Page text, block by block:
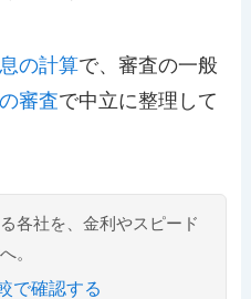
の計算で、審査の一般
審査で中立に整理して
各社を、金利やスピード
。
で確認する